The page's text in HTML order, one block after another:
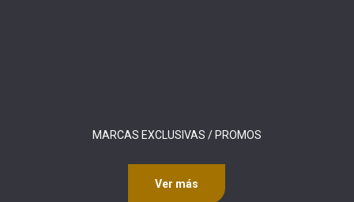
MARCAS EXCLUSIVAS / PROMOS
Ver más